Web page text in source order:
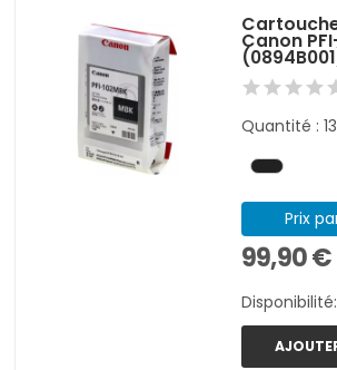
Canon
Quantité :
Prix
99,90 €
Disponibilité: